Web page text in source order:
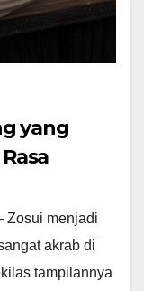
yang
Zosui menjadi
akrab di
tampilannya